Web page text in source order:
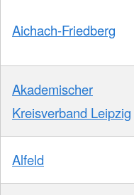
Aichach-Friedberg
Akademischer
Kreisverband Leipzig
Alfeld